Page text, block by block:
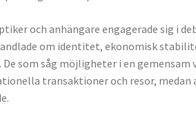
och anhängare engagerade sig i
om identitet, ekonomisk
som såg möjligheter i en gemensam
transaktioner och resor,